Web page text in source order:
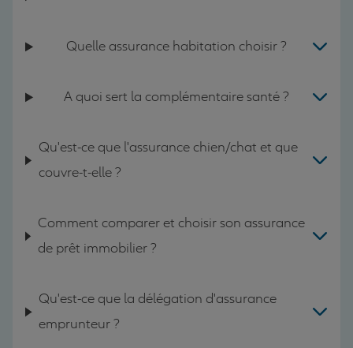
Quelle assurance habitation choisir ?
A quoi sert la complémentaire santé ?
Qu'est-ce que l'assurance chien/chat et que
couvre-t-elle ?
Comment comparer et choisir son assurance
de prêt immobilier ?
Qu'est-ce que la délégation d'assurance
emprunteur ?